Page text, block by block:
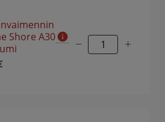
Shore A30
− +